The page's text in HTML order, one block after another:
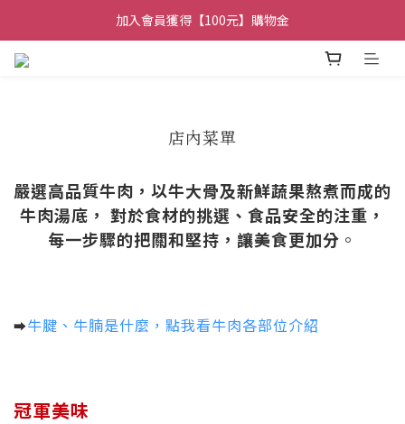
加入會員獲得【100元】購物金
加入會員獲得【100元】購物金
店內菜單
嚴選高品質牛肉，以牛大骨及新鮮蔬果熬煮而成的
牛肉湯底， 對於食材的挑選、食品安全的注重，
每一步驟的把關和堅持，讓美食更加分 。
➡️牛腱、牛腩是什麼，點我看牛肉各部位介紹
冠軍美味